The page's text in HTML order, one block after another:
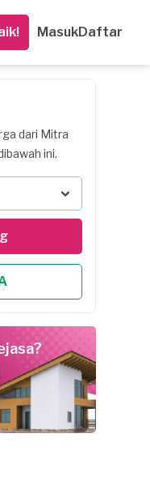
MasukDaftar
dari Mitra
ini.